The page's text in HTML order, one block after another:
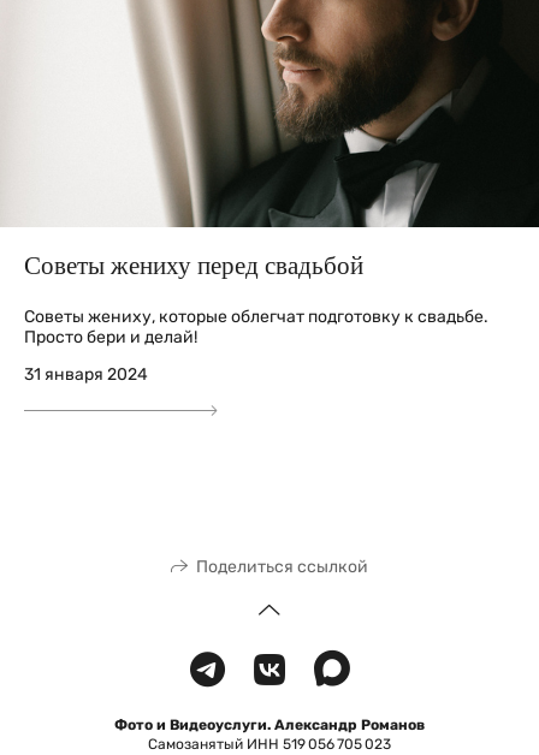
Советы жениху перед свадьбой
Советы жениху, которые облегчат подготовку к свадьбе.
Просто бери и делай!
31 января 2024
Поделиться ссылкой
Фото и Видеоуслуги. Александр Романов
Самозанятый ИНН 519 056 705 023